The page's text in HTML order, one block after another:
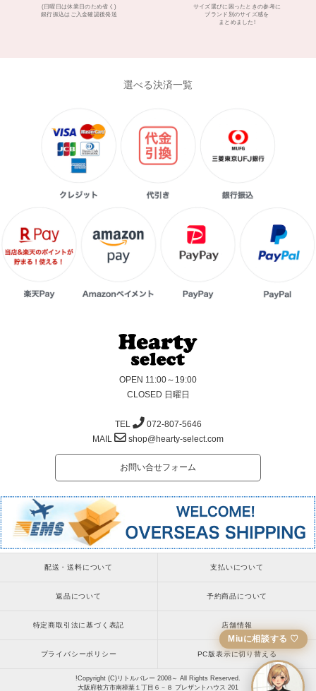
(日曜日は休業日のため省く)
銀行振込はご入金確認後発送
サイズ選びに困ったときの参考に
ブランド別のサイズ感を
まとめました!
選べる決済一覧
OPEN 11:00～19:00
CLOSED 日曜日
TEL
072-807-5646
MAIL
shop@hearty-select.com
お問い合せフォーム
配送・送料について 支払いについて
返品について 予約商品について
特定商取引法に基づく表記 店舗情報
プライバシーポリシー PC版表示に切り替える
!Copyright (C)リトルバレー 2008～ All Rights Reserved.
大阪府枚方市南樟葉１丁目６－８ プレザントハウス 201
Miuに相談する ♡